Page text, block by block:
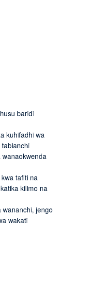
baridi
kuhifadhi wa
tafiti na
kilimo na
wananchi, jengo
wakati